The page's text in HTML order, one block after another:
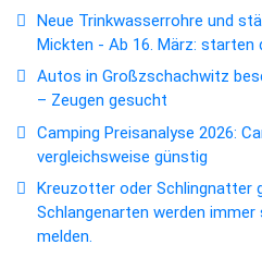
Neue Trinkwasserrohre und
Mickten - Ab 16. März: starten
Autos in Großzschachwitz
– Zeugen gesucht
Camping Preisanalyse 2026:
vergleichsweise günstig
Kreuzotter oder Schlingnatter
Schlangenarten werden immer
melden.